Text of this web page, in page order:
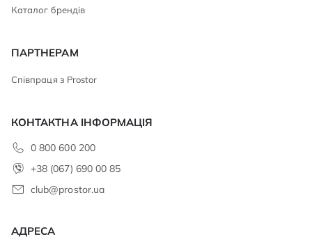
Каталог брендів
ПАРТНЕРАМ
Співпраця з Prostor
КОНТАКТНА ІНФОРМАЦІЯ
0 800 600 200
+38 (067) 690 00 85
club@prostor.ua
АДРЕСА